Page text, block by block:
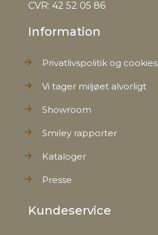
Bruttovægt
Nettovægt
CVR: 42 52 05 86
Information
Privatlivspolitik og cookies
Vi tager miljøet alvorligt
Showroom
Smiley rapporter
Kataloger
Presse
Kundeservice